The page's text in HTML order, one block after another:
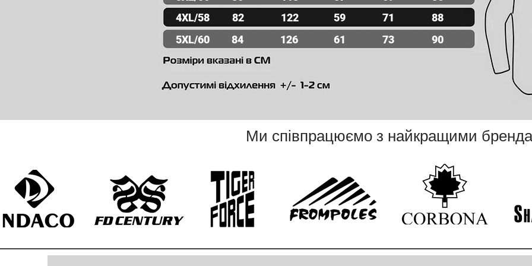
4XL/58
5XL/60
82
84
122
126
59
61
73
71
88
90
Ми співпрацюємо з найкращими